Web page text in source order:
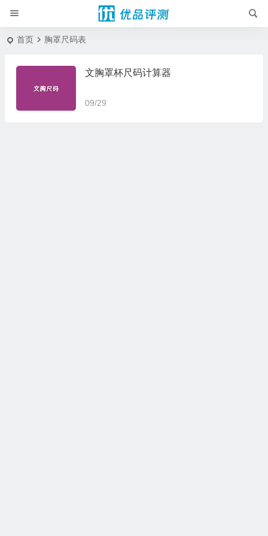
首页 胸罩尺码表
文胸罩杯尺码计算器
09/29